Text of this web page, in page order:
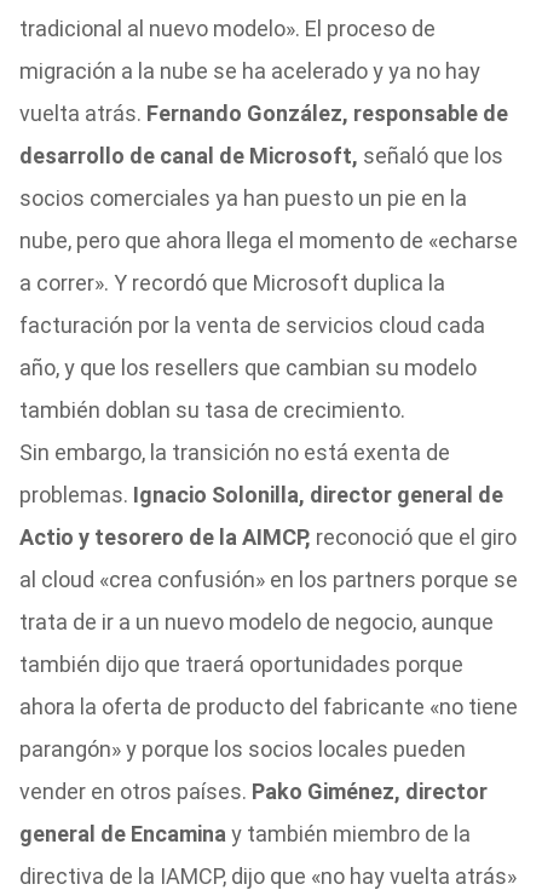
tradicional al nuevo modelo». El proceso de
migración a la nube se ha acelerado y ya no hay
vuelta atrás. Fernando González, responsable de
desarrollo de canal de Microsoft, señaló que los
socios comerciales ya han puesto un pie en la
nube, pero que ahora llega el momento de «echarse
a correr». Y recordó que Microsoft duplica la
facturación por la venta de servicios cloud cada
año, y que los resellers que cambian su modelo
también doblan su tasa de crecimiento.
Sin embargo, la transición no está exenta de
problemas. Ignacio Solonilla, director general de
Actio y tesorero de la AIMCP, reconoció que el giro
al cloud «crea confusión» en los partners porque se
trata de ir a un nuevo modelo de negocio, aunque
también dijo que traerá oportunidades porque
ahora la oferta de producto del fabricante «no tiene
parangón» y porque los socios locales pueden
vender en otros países. Pako Giménez, director
general de Encamina y también miembro de la
directiva de la IAMCP, dijo que «no hay vuelta atrás»